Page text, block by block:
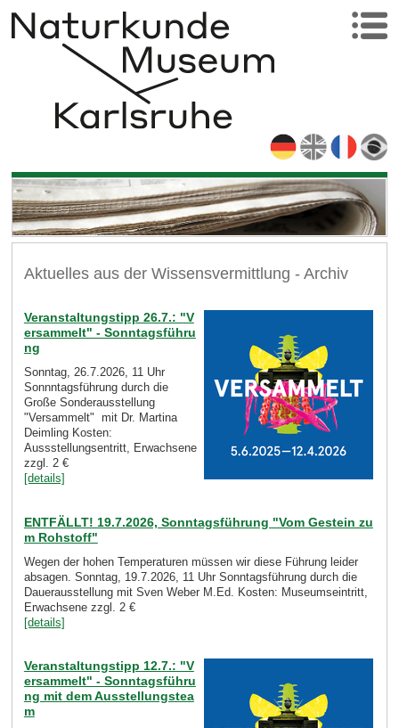
Aktuelles aus der Wissensvermittlung - Archiv
Veranstaltungstipp 26.7.: "V
ersammelt" - Sonntagsführu
ng
Sonntag, 26.7.2026, 11 Uhr
Sonnntagsführung durch die
Große Sonderausstellung
"Versammelt" mit Dr. Martina
Deimling Kosten:
Aussstellungsentritt, Erwachsene
zzgl. 2 €
[details]
ENTFÄLLT! 19.7.2026, Sonntagsführung "Vom Gestein zu
m Rohstoff"
Wegen der hohen Temperaturen müssen wir diese Führung leider
absagen. Sonntag, 19.7.2026, 11 Uhr Sonntagsführung durch die
Dauerausstellung mit Sven Weber M.Ed. Kosten: Museumseintritt,
Erwachsene zzgl. 2 €
[details]
Veranstaltungstipp 12.7.: "V
ersammelt" - Sonntagsführu
ng mit dem Ausstellungstea
m